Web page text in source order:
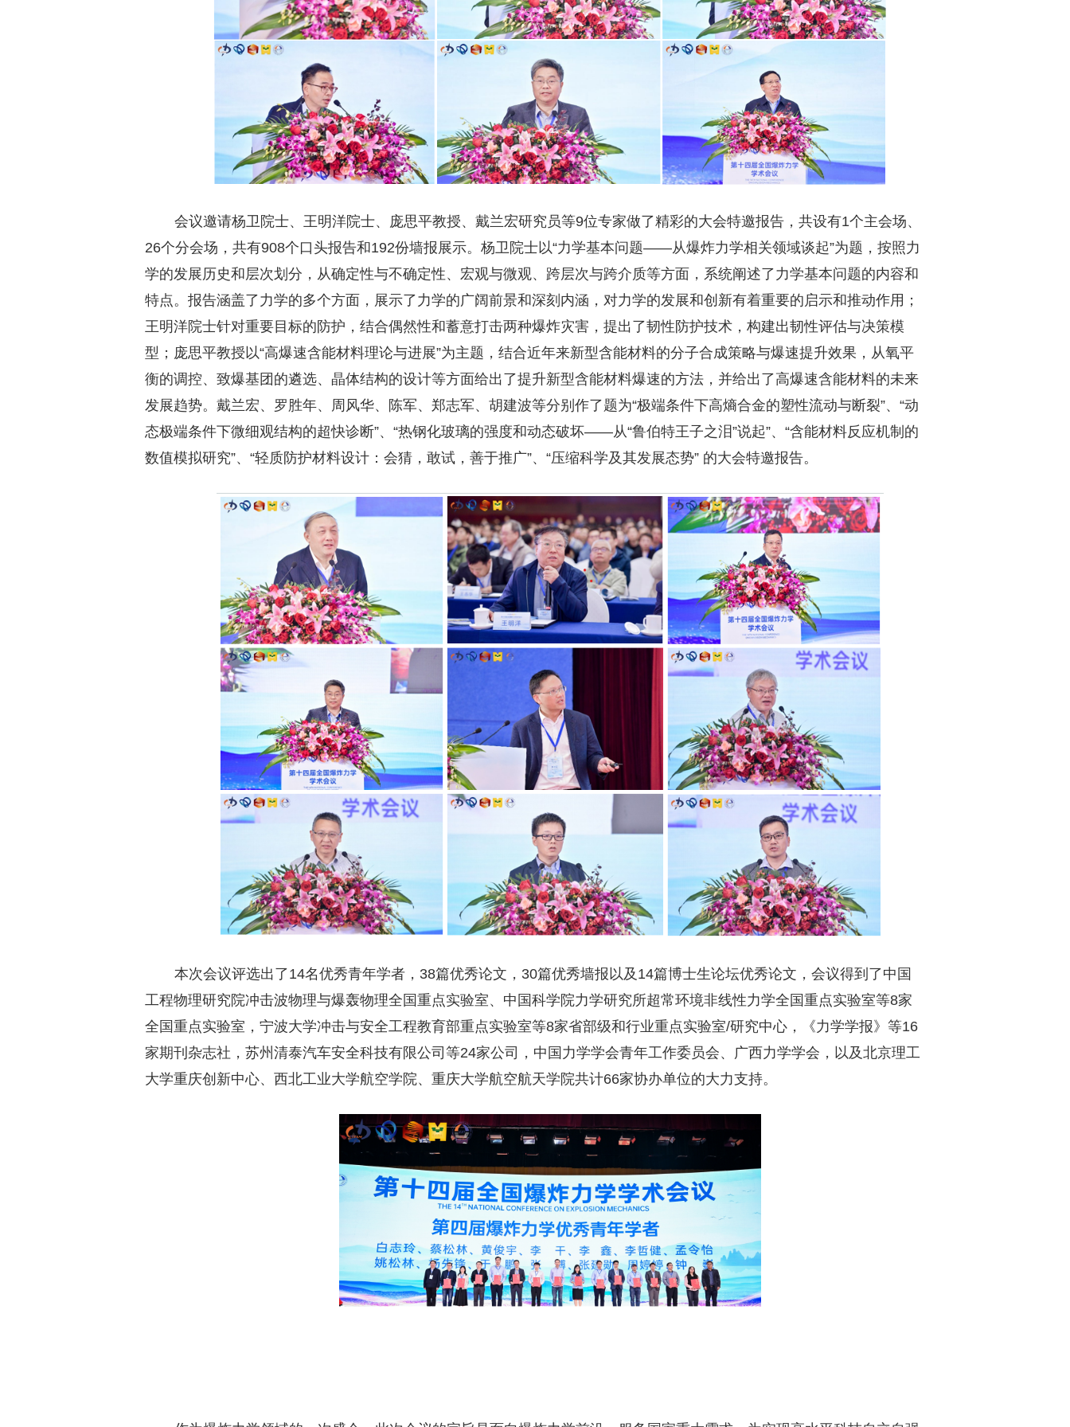
会议邀请杨卫院士、王明洋院士、庞思平教授、戴兰宏研究员等9位专家做了精彩的大会特邀报告，共设有1个主会场、
26个分会场，共有908个口头报告和192份墙报展示。杨卫院士以“力学基本问题——从爆炸力学相关领域谈起”为题，按照力
学的发展历史和层次划分，从确定性与不确定性、宏观与微观、跨层次与跨介质等方面，系统阐述了力学基本问题的内容和
特点。报告涵盖了力学的多个方面，展示了力学的广阔前景和深刻内涵，对力学的发展和创新有着重要的启示和推动作用；
王明洋院士针对重要目标的防护，结合偶然性和蓄意打击两种爆炸灾害，提出了韧性防护技术，构建出韧性评估与决策模
型；庞思平教授以“高爆速含能材料理论与进展”为主题，结合近年来新型含能材料的分子合成策略与爆速提升效果，从氧平
衡的调控、致爆基团的遴选、晶体结构的设计等方面给出了提升新型含能材料爆速的方法，并给出了高爆速含能材料的未来
发展趋势。戴兰宏、罗胜年、周风华、陈军、郑志军、胡建波等分别作了题为“极端条件下高熵合金的塑性流动与断裂”、“动
态极端条件下微细观结构的超快诊断”、“热钢化玻璃的强度和动态破坏——从“鲁伯特王子之泪”说起”、“含能材料反应机制的
数值模拟研究”、“轻质防护材料设计：会猜，敢试，善于推广”、“压缩科学及其发展态势” 的大会特邀报告。
本次会议评选出了14名优秀青年学者，38篇优秀论文，30篇优秀墙报以及14篇博士生论坛优秀论文，会议得到了中国
工程物理研究院冲击波物理与爆轰物理全国重点实验室、中国科学院力学研究所超常环境非线性力学全国重点实验室等8家
全国重点实验室，宁波大学冲击与安全工程教育部重点实验室等8家省部级和行业重点实验室/研究中心，《力学学报》等16
家期刊杂志社，苏州清泰汽车安全科技有限公司等24家公司，中国力学学会青年工作委员会、广西力学学会，以及北京理工
大学重庆创新中心、西北工业大学航空学院、重庆大学航空航天学院共计66家协办单位的大力支持。